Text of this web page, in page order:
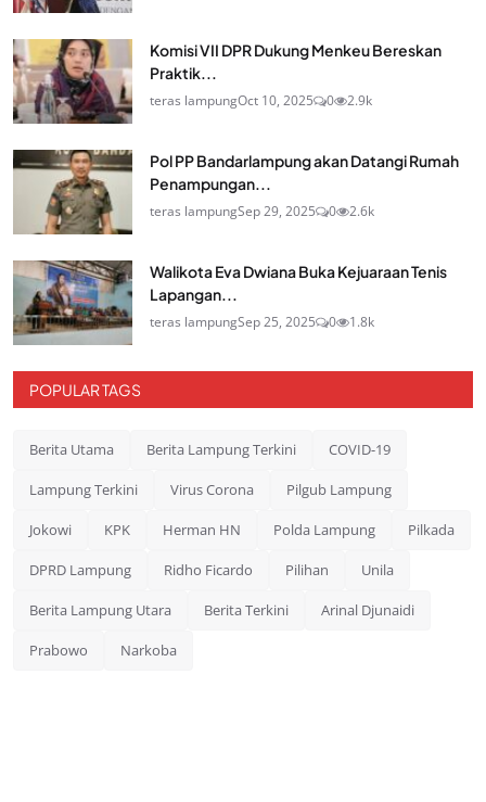
Komisi VII DPR Dukung Menkeu Bereskan
Praktik...
teras lampungOct 10, 2025 0 2.9k
Pol PP Bandarlampung akan Datangi Rumah
Penampungan...
teras lampungSep 29, 2025 0 2.6k
Walikota Eva Dwiana Buka Kejuaraan Tenis
Lapangan...
teras lampungSep 25, 2025 0 1.8k
POPULAR TAGS
Berita Utama Berita Lampung Terkini COVID-19
Lampung Terkini Virus Corona Pilgub Lampung
Jokowi KPK Herman HN Polda Lampung Pilkada
DPRD Lampung Ridho Ficardo Pilihan Unila
Berita Lampung Utara Berita Terkini Arinal Djunaidi
Prabowo Narkoba